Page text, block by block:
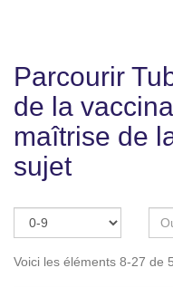
Parcourir
de la
maîtrise de
sujet
Voici les éléments 8-27 de